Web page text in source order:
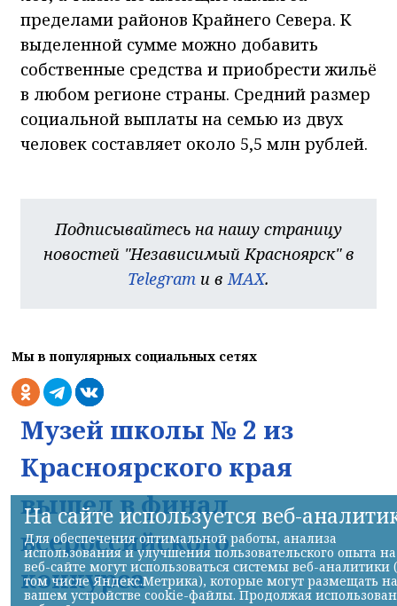
пределами районов Крайнего Севера. К
выделенной сумме можно добавить
собственные средства и приобрести жильё
в любом регионе страны. Средний размер
социальной выплаты на семью из двух
человек составляет около 5,5 млн рублей.
Подписывайтесь на нашу страницу
новостей "Независимый Красноярск" в
Telegram и вMAX.
Мы в популярных социальных сетях
Музей школы № 2 из
Красноярского края
вышел в финал
всероссийского
конкурса
На сайте используется веб-
Для обеспечения оптимальной работы, анализа
использования и улучшения пользовательского опыта на
веб-сайте могут использоваться системы веб-аналитики
том числе Яндекс.Метрика), которые могут размещать на
вашем устройстве cookie-файлы. Продолжая